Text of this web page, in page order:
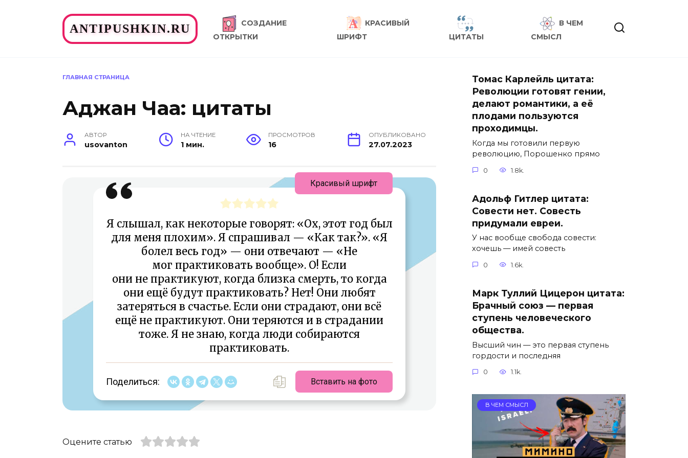
ANTIPUSHKIN.RU
СОЗДАНИЕ
ОТКРЫТКИ
КРАСИВЫЙ
ШРИФТ
ЦИТАТЫ
В ЧЕМ
СМЫСЛ
ГЛАВНАЯ СТРАНИЦА
Аджан Чаа: цитаты
АВТОР
usovanton
НА ЧТЕНИЕ
1 мин.
ПРОСМОТРОВ
16
ОПУБЛИКОВАНО
27.07.2023
Я слышал, как некоторые говорят: «Ох, этот год был
для меня плохим». Я спрашивал — «Как так?». «Я
болел весь год» — они отвечают — «Не
мог практиковать вообще». О! Если
они не практикуют, когда близка смерть, то когда
они ещё будут практиковать? Нет! Они любят
затеряться в счастье. Если они страдают, они всё
ещё не практикуют. Они теряются и в страдании
тоже. Я не знаю, когда люди собираются
практиковать.
Поделиться: Вставить на фото
Красивый шрифт
Оцените статью
Томас Карлейль цитата:
Революции готовят гении,
делают романтики, а её
плодами пользуются
проходимцы.
Когда мы готовили первую
революцию, Порошенко прямо
0 1.8k.
Адольф Гитлер цитата:
Совести нет. Совесть
придумали евреи.
У нас вообще свобода совести:
хочешь — имей совесть
0 1.6k.
Марк Туллий Цицерон цитата:
Брачный союз — первая
ступень человеческого
общества.
Высший чин — это первая ступень
гордости и последняя
0 1.1k.
В ЧЕМ СМЫСЛ